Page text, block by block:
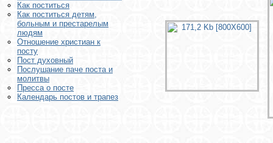
Как поститься
Как поститься детям,
больным и престарелым
людям
Отношение христиан к
посту
Пост духовный
Послушание паче поста и
молитвы
Пресса о посте
Календарь постов и трапез